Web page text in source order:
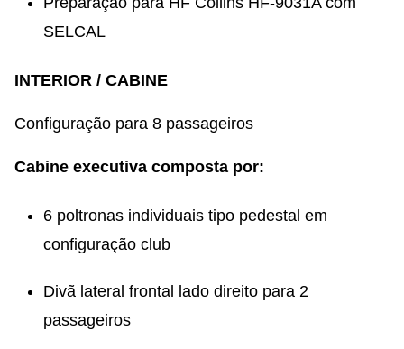
SELCAL
INTERIOR / CABINE
Configuração para 8 passageiros
Cabine executiva composta por:
6 poltronas individuais tipo pedestal em
configuração club
Divã lateral frontal lado direito para 2
passageiros